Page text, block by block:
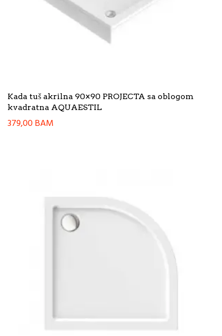
Kada tuš akrilna 90×90 PROJECTA sa oblogom
kvadratna AQUAESTIL
379,00BAM